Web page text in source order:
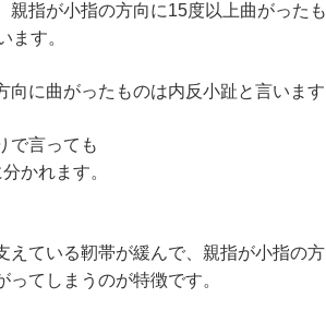
親指が小指の方向に15度以上曲がった
ます。
向に曲がったものは内反小趾と言います
で言っても
かれます。
えている靭帯が緩んで、親指が小指の方
ってしまうのが特徴です。